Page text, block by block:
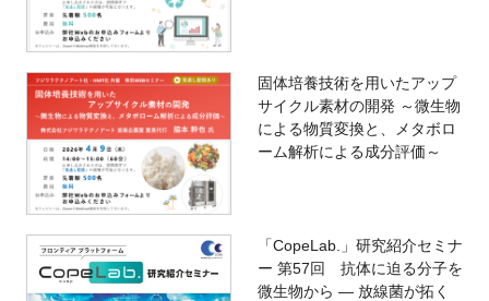
固体培養技術を用いたアップ
サイクル素材の開発 ～微生物
による物質変換と、メタボロ
ーム解析による成分評価～
「CopeLab.」研究紹介セミナ
ー 第57回 抗体に迫る分子を
微生物から ― 放線菌が拓く